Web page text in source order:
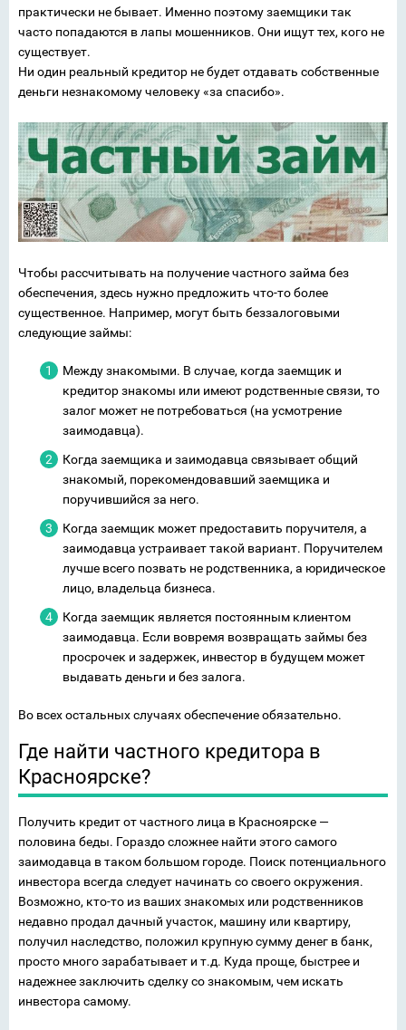
практически не бывает. Именно поэтому заемщики так
часто попадаются в лапы мошенников. Они ищут тех, кого не
существует.
Ни один реальный кредитор не будет отдавать собственные
деньги незнакомому человеку «за спасибо».
Чтобы рассчитывать на получение частного займа без
обеспечения, здесь нужно предложить что-то более
существенное. Например, могут быть беззалоговыми
следующие займы:
Между знакомыми. В случае, когда заемщик и
кредитор знакомы или имеют родственные связи, то
залог может не потребоваться (на усмотрение
заимодавца).
Когда заемщика и заимодавца связывает общий
знакомый, порекомендовавший заемщика и
поручившийся за него.
Когда заемщик может предоставить поручителя, а
заимодавца устраивает такой вариант. Поручителем
лучше всего позвать не родственника, а юридическое
лицо, владельца бизнеса.
Когда заемщик является постоянным клиентом
заимодавца. Если вовремя возвращать займы без
просрочек и задержек, инвестор в будущем может
выдавать деньги и без залога.
Во всех остальных случаях обеспечение обязательно.
Где найти частного кредитора в
Красноярске?
Получить кредит от частного лица в Красноярске —
половина беды. Гораздо сложнее найти этого самого
заимодавца в таком большом городе. Поиск потенциального
инвестора всегда следует начинать со своего окружения.
Возможно, кто-то из ваших знакомых или родственников
недавно продал дачный участок, машину или квартиру,
получил наследство, положил крупную сумму денег в банк,
просто много зарабатывает и т.д. Куда проще, быстрее и
надежнее заключить сделку со знакомым, чем искать
инвестора самому.